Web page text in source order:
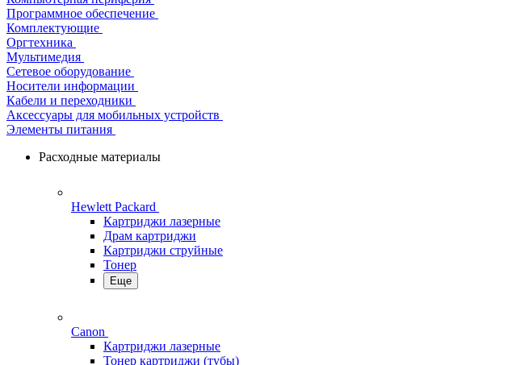
Программное обеспечение
Комплектующие
Оргтехника
Мультимедия
Сетевое оборудование
Носители информации
Кабели и переходники
Аксессуары для мобильных устройств
Элементы питания
Расходные материалы
Hewlett Packard
Картриджи лазерные
Драм картриджи
Картриджи струйные
Тонер
Еще
Canon
Картриджи лазерные
Тонер картриджи (тубы)